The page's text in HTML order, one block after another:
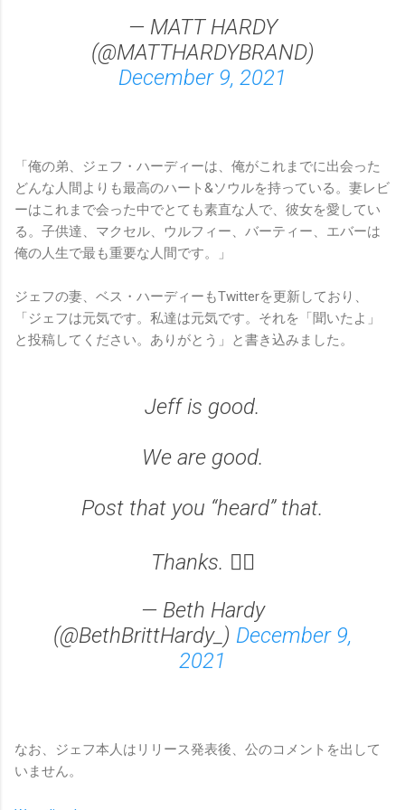
— MATT HARDY
(@MATTHARDYBRAND)
December 9, 2021
「俺の弟、ジェフ・ハーディーは、俺がこれまでに出会った
どんな人間よりも最高のハート&ソウルを持っている。妻レビ
ーはこれまで会った中でとても素直な人で、彼女を愛してい
る。子供達、マクセル、ウルフィー、バーティー、エバーは
俺の人生で最も重要な人間です。」
ジェフの妻、ベス・ハーディーもTwitterを更新しており、
「ジェフは元気です。私達は元気です。それを「聞いたよ」
と投稿してください。ありがとう」と書き込みました。
Jeff is good.
We are good.
Post that you “heard” that.
Thanks. ✌🏻
— Beth Hardy
(@BethBrittHardy_) December 9,
2021
なお、ジェフ本人はリリース発表後、公のコメントを出して
いません。